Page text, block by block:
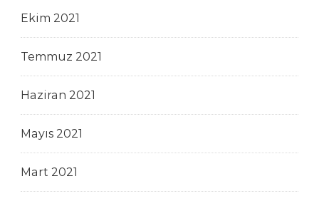
Ekim 2021
Temmuz 2021
Haziran 2021
Mayıs 2021
Mart 2021